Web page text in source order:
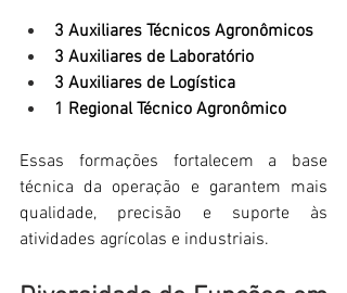
3 Auxiliares Técnicos Agronômicos
3 Auxiliares de Laboratório
3 Auxiliares de Logística
1 Regional Técnico Agronômico
Essas formações fortalecem a base
técnica da operação e garantem mais
qualidade, precisão e suporte às
atividades agrícolas e industriais.